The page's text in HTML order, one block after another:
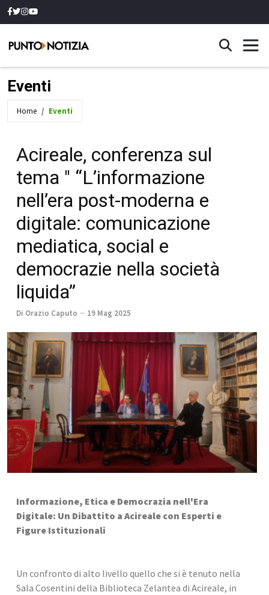
Eventi
Home Eventi
Acireale, conferenza sul
tema " “L’informazione
nell’era post-moderna e
digitale: comunicazione
mediatica, social e
democrazie nella società
liquida”
Di Orazio Caputo 19 Mag 2025
Informazione, Etica e Democrazia nell'Era
Digitale: Un Dibattito a Acireale con Esperti e
Figure Istituzionali
Un confronto di alto livello quello che si è tenuto nella
Sala Cosentini della Biblioteca Zelantea di Acireale, in